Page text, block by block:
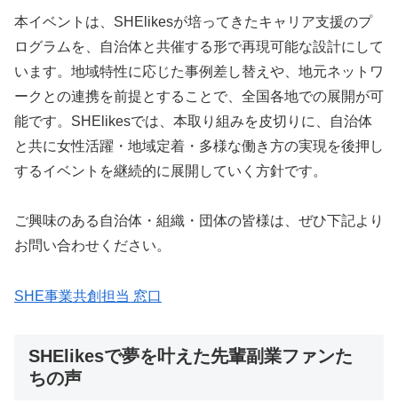
本イベントは、SHElikesが培ってきたキャリア支援のプ
ログラムを、自治体と共催する形で再現可能な設計にして
います。地域特性に応じた事例差し替えや、地元ネットワ
ークとの連携を前提とすることで、全国各地での展開が可
能です。SHElikesでは、本取り組みを皮切りに、自治体
と共に女性活躍・地域定着・多様な働き方の実現を後押し
するイベントを継続的に展開していく方針です。
ご興味のある自治体・組織・団体の皆様は、ぜひ下記より
お問い合わせください。
SHE事業共創担当 窓口
SHElikesで夢を叶えた先輩副業ファンた
ちの声